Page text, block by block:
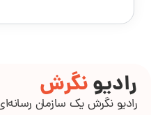
رادیونگرش
رادیو نگرش یک سازمان